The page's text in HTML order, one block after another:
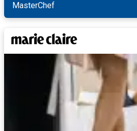
MasterChef